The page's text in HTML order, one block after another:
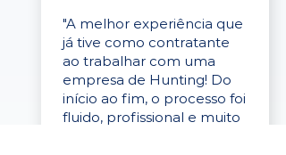
"A melhor experiência que
já tive como contratante
ao trabalhar com uma
empresa de Hunting! Do
início ao fim, o processo foi
fluido, profissional e muito